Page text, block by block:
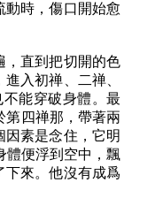
動時，傷口開始愈
直到把切開的色
入初禅、二禅、
能穿破身體。最
第四禅那，帶著兩
素是念住，它明
體便浮到空中，飄
下來。他沒有成爲